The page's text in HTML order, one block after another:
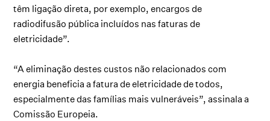
têm ligação direta, por exemplo, encargos de
radiodifusão pública incluídos nas faturas de
eletricidade”.
“A eliminação destes custos não relacionados com
energia beneficia a fatura de eletricidade de todos,
especialmente das famílias mais vulneráveis”, assinala a
Comissão Europeia.